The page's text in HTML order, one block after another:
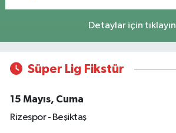
Detaylar için tıklayın
Süper Lig Fikstür
15 Mayıs, Cuma
Rizespor - Beşiktaş